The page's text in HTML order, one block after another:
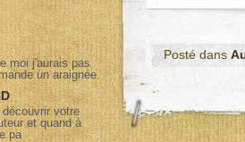
Posté dans
moi j'aurais pas
un araignée.
votre
et quand à
pa